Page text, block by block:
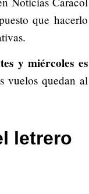
que hacerlo
y miércoles es
vuelos quedan al
letrero